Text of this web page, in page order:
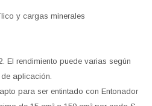
y cargas minerales
El rendimiento puede varias según
aplicación.
para ser entintado con Entonador